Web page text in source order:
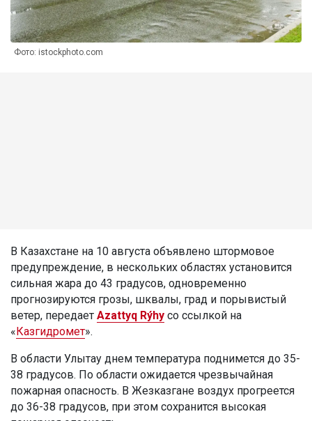
Фото: istockphoto.com
В Казахстане на 10 августа объявлено штормовое
предупреждение, в нескольких областях установится
сильная жара до 43 градусов, одновременно
прогнозируются грозы, шквалы, град и порывистый
ветер, передает Azattyq Rýhy со ссылкой на
«Казгидромет».
В области Улытау днем температура поднимется до 35-
38 градусов. По области ожидается чрезвычайная
пожарная опасность. В Жезказгане воздух прогреется
до 36-38 градусов, при этом сохранится высокая